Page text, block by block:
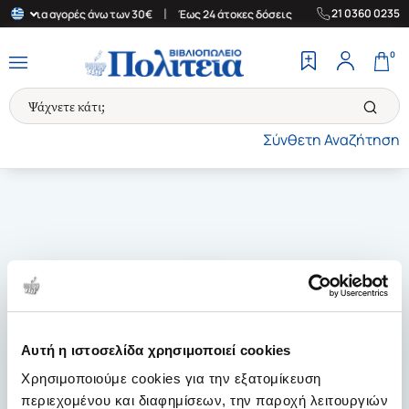
Αυτή η ιστοσελίδα χρησιμοποιεί cookies
Χρησιμοποιούμε cookies για την εξατομίκευση
περιεχομένου και διαφημίσεων, την παροχή λειτουργιών
για αγορές άνω των 30€ Έως 24 άτοκες δόσεις | Δωρεάν
21 0360 0235
Σύνθετη Αναζήτηση
0